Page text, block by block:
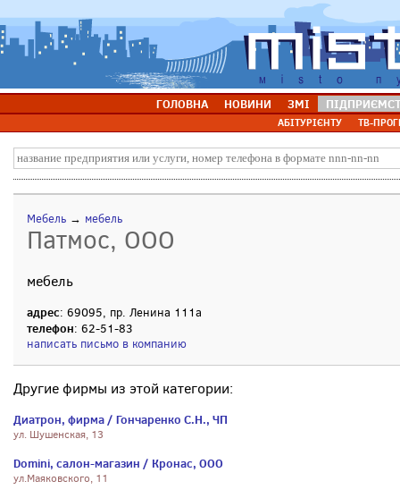
ГОЛОВНА НОВИНИ ЗМІ
АБІТУРІЄНТУ ТВ-
Мебель → мебель
Патмос, ООО
мебель
адрес: 69095, пр. Ленина 111а
телефон: 62-51-83
написать письмо в компанию
Другие фирмы из этой категории:
Диатрон, фирма / Гончаренко С.Н., ЧП
ул. Шушенская, 13
Domini, салон-магазин / Кронас, ООО
ул.Маяковского, 11